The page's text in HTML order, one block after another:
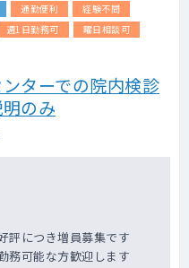
通勤便利
経験不問
週1日勤務可
曜日相談可
ンターでの院内検診
のみ
評につき増員募集です
務可能な方歓迎します